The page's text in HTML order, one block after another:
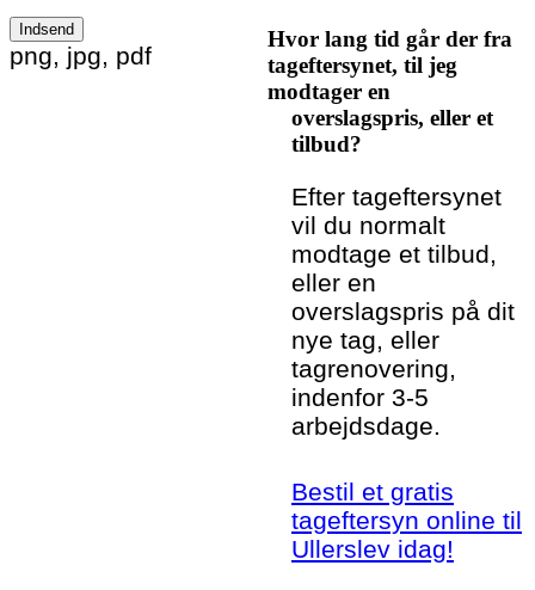
Please leave this field empty.
png, jpg, pdf
Hvor lang tid går der fra
tageftersynet, til jeg
modtager en
overslagspris, eller et
tilbud?
Efter tageftersynet
vil du normalt
modtage et tilbud,
eller en
overslagspris på dit
nye tag, eller
tagrenovering,
indenfor 3-5
arbejdsdage.
Bestil et gratis
tageftersyn online til
Ullerslev idag!